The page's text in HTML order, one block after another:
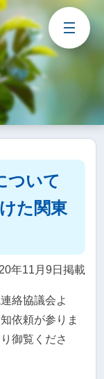
ついて
た関東
年11月9日掲載
絡協議会よ
依頼が参りま
御覧くださ